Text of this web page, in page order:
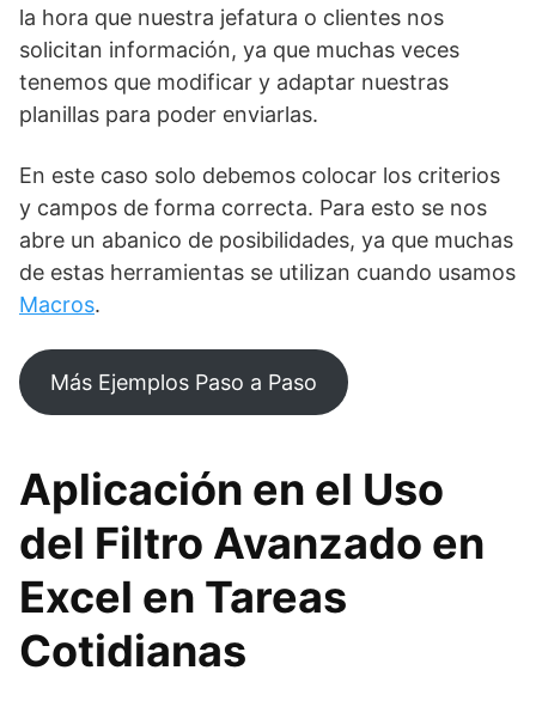
la hora que nuestra jefatura o clientes nos
solicitan información, ya que muchas veces
tenemos que modificar y adaptar nuestras
planillas para poder enviarlas.
En este caso solo debemos colocar los criterios
y campos de forma correcta. Para esto se nos
abre un abanico de posibilidades, ya que muchas
de estas herramientas se utilizan cuando usamos
Macros.
Más Ejemplos Paso a Paso
Aplicación en el Uso
del Filtro Avanzado en
Excel en Tareas
Cotidianas